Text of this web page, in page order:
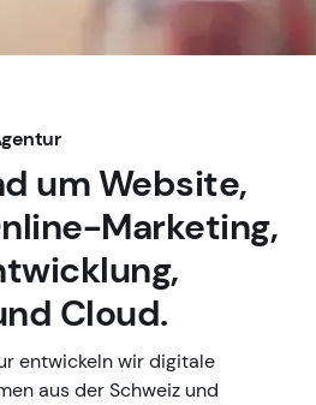
um Website,
Marketing,
Cloud.
entwickeln wir digitale
aus der Schweiz und